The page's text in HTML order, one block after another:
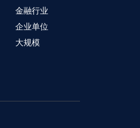
金融行业
企业单位
大规模